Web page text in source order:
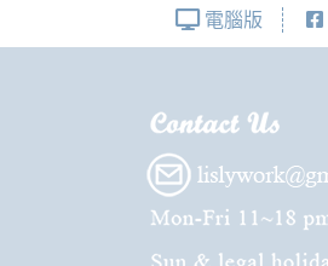
電腦版